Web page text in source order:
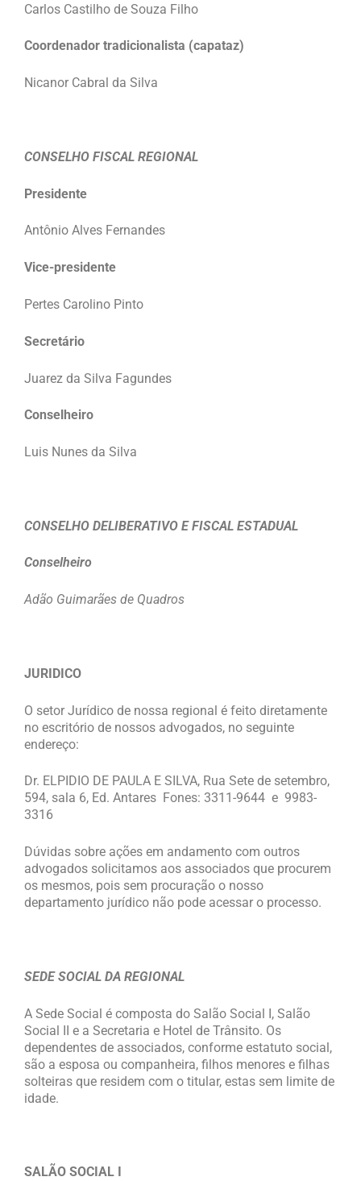
Carlos Castilho de Souza Filho
Coordenador tradicionalista (capataz)
Nicanor Cabral da Silva
CONSELHO FISCAL REGIONAL
Presidente
Antônio Alves Fernandes
Vice-presidente
Pertes Carolino Pinto
Secretário
Juarez da Silva Fagundes
Conselheiro
Luis Nunes da Silva
CONSELHO DELIBERATIVO E FISCAL ESTADUAL
Conselheiro
Adão Guimarães de Quadros
JURIDICO
O setor Jurídico de nossa regional é feito diretamente
no escritório de nossos advogados, no seguinte
endereço:
Dr. ELPIDIO DE PAULA E SILVA, Rua Sete de setembro,
594, sala 6, Ed. Antares Fones: 3311-9644 e 9983-
3316
Dúvidas sobre ações em andamento com outros
advogados solicitamos aos associados que procurem
os mesmos, pois sem procuração o nosso
departamento jurídico não pode acessar o processo.
SEDE SOCIAL DA REGIONAL
A Sede Social é composta do Salão Social I, Salão
Social II e a Secretaria e Hotel de Trânsito. Os
dependentes de associados, conforme estatuto social,
são a esposa ou companheira, filhos menores e filhas
solteiras que residem com o titular, estas sem limite de
idade.
SALÃO SOCIAL I